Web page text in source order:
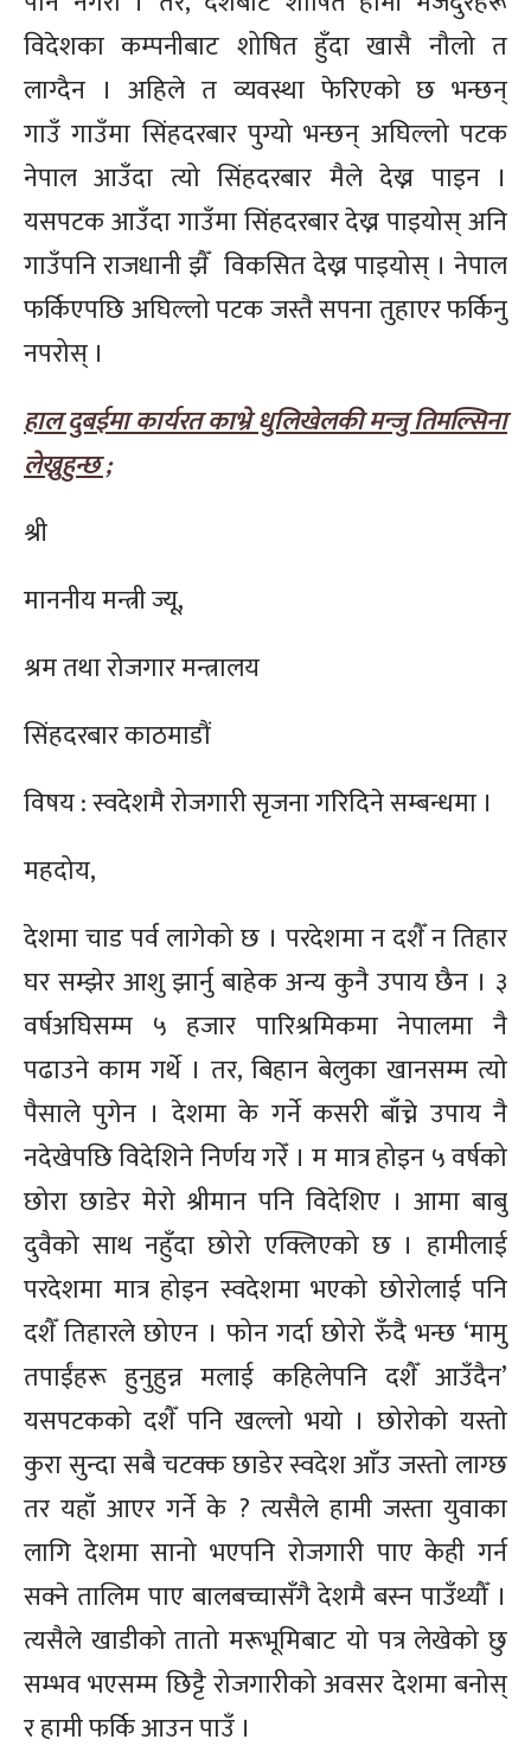
विदेशका कम्पनीबाट शोषित हुँदा खासै नौलो त
लाग्दैन । अहिले त व्यवस्था फेरिएको छ भन्छन्
गाउँ गाउँमा सिंहदरबार पुग्यो भन्छन् अघिल्लो पटक
नेपाल आउँदा त्यो सिंहदरबार मैले देख्न पाइन ।
यसपटक आउँदा गाउँमा सिंहदरबार देख्न पाइयोस् अनि
गाउँपनि राजधानी झैँ विकसित देख्न पाइयोस् । नेपाल
फर्किएपछि अघिल्लो पटक जस्तै सपना तुहाएर फर्किनु
नपरोस् ।
हाल दुबईमा कार्यरत काभ्रे धुलिखेलकी मन्जु तिमल्सिना
लेख्नुहुन्छ ;
श्री
माननीय मन्त्री ज्यू,
श्रम तथा रोजगार मन्त्रालय
सिंहदरबार काठमाडौं
विषय : स्वदेशमै रोजगारी सृजना गरिदिने सम्बन्धमा ।
महदोय,
देशमा चाड पर्व लागेको छ । परदेशमा न दशैँ न तिहार
घर सम्झेर आशु झार्नु बाहेक अन्य कुनै उपाय छैन । ३
वर्षअघिसम्म ५ हजार पारिश्रमिकमा नेपालमा नै
पढाउने काम गर्थे । तर, बिहान बेलुका खानसम्म त्यो
पैसाले पुगेन । देशमा के गर्ने कसरी बाँच्ने उपाय नै
नदेखेपछि विदेशिने निर्णय गरेँ । म मात्र होइन ५ वर्षको
छोरा छाडेर मेरो श्रीमान पनि विदेशिए । आमा बाबु
दुवैको साथ नहुँदा छोरो एक्लिएको छ । हामीलाई
परदेशमा मात्र होइन स्वदेशमा भएको छोरोलाई पनि
दशैँ तिहारले छोएन । फोन गर्दा छोरो रुँदै भन्छ ‘मामु
तपाईंहरू हुनुहुन्न मलाई कहिलेपनि दशैँ आउँदैन’
यसपटकको दशैँ पनि खल्लो भयो । छोरोको यस्तो
कुरा सुन्दा सबै चटक्क छाडेर स्वदेश आँउ जस्तो लाग्छ
तर यहाँ आएर गर्ने के ? त्यसैले हामी जस्ता युवाका
लागि देशमा सानो भएपनि रोजगारी पाए केही गर्न
सक्ने तालिम पाए बालबच्चासँगै देशमै बस्न पाउँथ्यौँ ।
त्यसैले खाडीको तातो मरूभूमिबाट यो पत्र लेखेको छु
सम्भव भएसम्म छिट्टै रोजगारीको अवसर देशमा बनोस्
र हामी फर्कि आउन पाउँ ।